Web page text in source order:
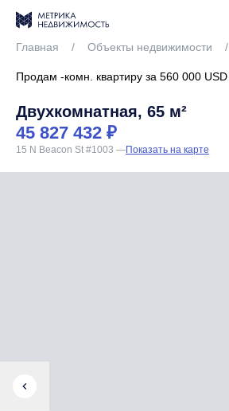
Главная / Объекты недвижимости /
Продам -комн. квартиру за 560 000 USD
Двухкомнатная, 65 м²
45 827 432 ₽
15 N Beacon St #1003 —Показать на карте
chevron_left